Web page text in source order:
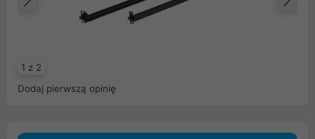
1 z 2
Poprzedni
Dodaj pierwszą opinię